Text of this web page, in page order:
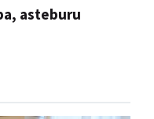
asteburu